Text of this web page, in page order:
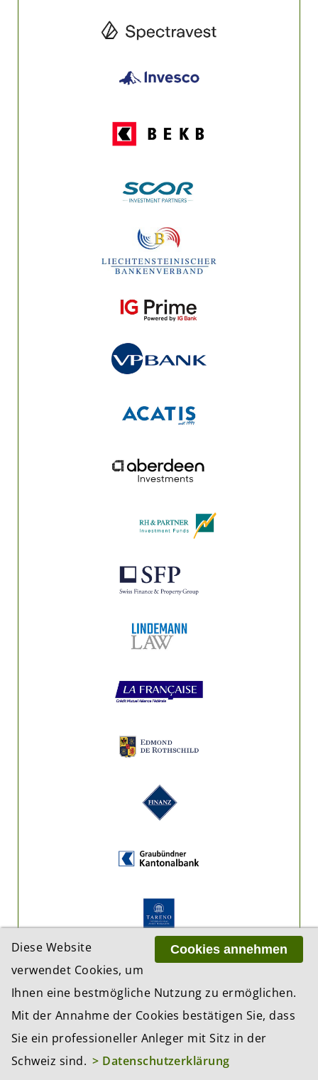
Cookies annehmen
Diese Website
verwendet Cookies, um
Ihnen eine bestmögliche Nutzung zu ermöglichen.
Mit der Annahme der Cookies bestätigen Sie, dass
Sie ein professioneller Anleger mit Sitz in der
Schweiz sind. > Datenschutzerklärung